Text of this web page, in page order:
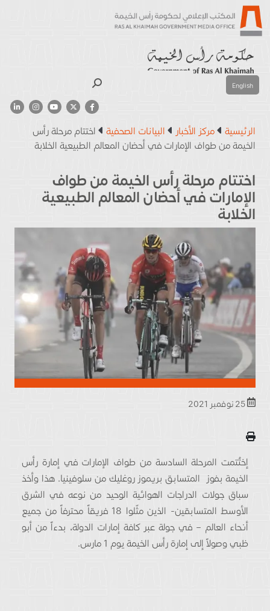
English
الرئيسية مركز الأخبار البيانات الصحفية
اختتام مرحلة رأس
الخيمة من طواف الإمارات في أحضان المعالم الطبيعية الخلابة
اختتام مرحلة رأس الخيمة من طواف
الإمارات في أحضان المعالم الطبيعية
الخلابة
إختُتمت المرحلة السادسة من طواف الإمارات في إمارة رأس
الخيمة بفوز المتسابق بريموز روغليك من سلوفينيا. هذا وأخذ
سباق جولات الدراجات الهوائية الوحيد من نوعه في الشرق
الأوسط المتسابقين- الذين مثّلوا 18 فريقاً محترفاً من جميع
أنحاء العالم – في جولة عبر كافة إمارات الدولة، بدءاً من أبو
ظبي وصولاً إلى إمارة رأس الخيمة يوم 1 مارس.